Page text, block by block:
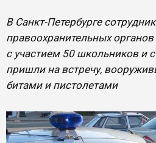
В Санкт-Петербурге
правоохранительных
с участием 50 школьников и
пришли на встречу,
битами и пистолетами